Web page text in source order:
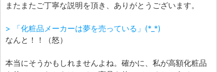
またまたご丁寧な説明を頂き、ありがとうございます。
> 「化粧品メーカーは夢を売っている」(*_*)
なんと！！（怒）
本当にそうかもしれませんよね。確かに、私が高額化粧品